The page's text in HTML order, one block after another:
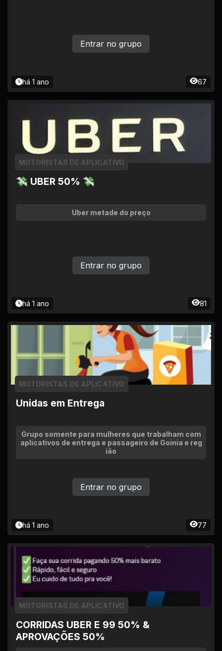
há 1 ano 67
Entrar no grupo
💸 UBER 50% 💸
MOTORISTAS DE APLICATIVO
Uber metade do preço
há 1 ano 81
Entrar no grupo
Unidas em Entrega
MOTORISTAS DE APLICATIVO
Grupo somente para mulheres que trabalham com
aplicativos de entrega e passageiro de Goinia e reg
ião
há 1 ano 77
Entrar no grupo
CORRIDAS UBER E 99 50% &
APROVAÇÕES 50%
MOTORISTAS DE APLICATIVO